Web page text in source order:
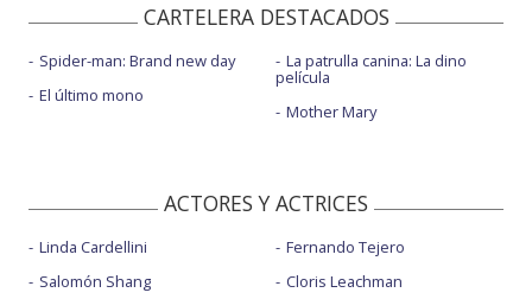
CARTELERA DESTACADOS
Spider-man: Brand new day
El último mono
La patrulla canina: La dino
película
Mother Mary
ACTORES Y ACTRICES
Linda Cardellini
Salomón Shang
Fernando Tejero
Cloris Leachman